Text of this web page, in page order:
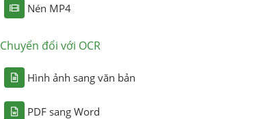
Nén MP4
Chuyển đổi với OCR
Hình ảnh sang văn bản
PDF sang Word